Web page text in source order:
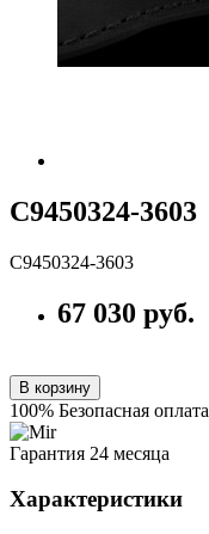
С9450324-3603
С9450324-3603
67 030 руб.
В корзину
100% Безопасная оплата
Гарантия 24 месяца
Характеристики